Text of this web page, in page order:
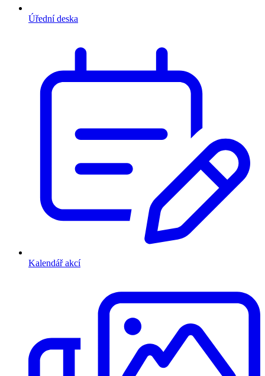
Úřední deska
Kalendář akcí